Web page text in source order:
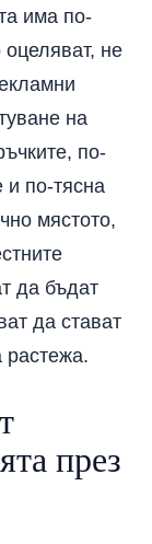
има по-
оцеляват, не
на
по-
и по-тясна
мястото,
да бъдат
да стават
растежа.
през